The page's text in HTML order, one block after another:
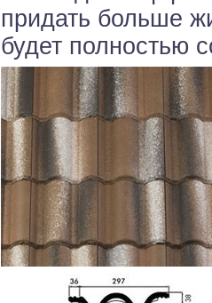
придать больше
будет полностью